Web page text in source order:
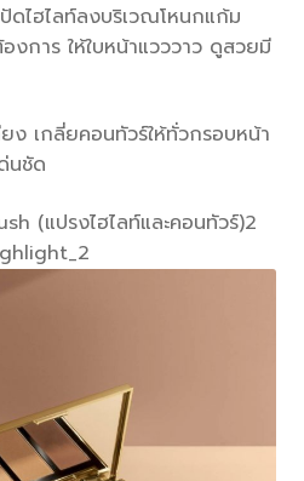
ดไฮไลท์ลงบริเวณโหนกแก้ม
การ ให้ใบหน้าแวววาว ดูสวยมี
ง เกลี่ยคอนทัวร์ให้ทั่วกรอบหน้า
นชัด